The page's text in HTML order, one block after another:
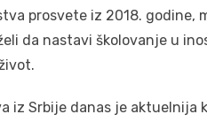
prosvete iz 2018. godine,
da nastavi školovanje u
iz Srbije danas je aktuelnija